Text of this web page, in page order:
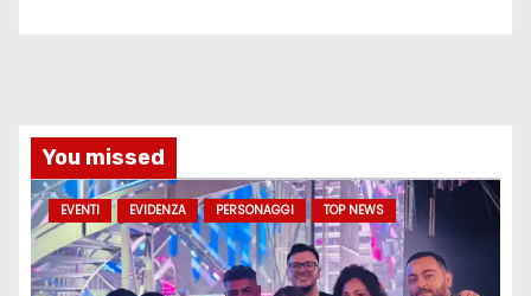
You missed
EVENTI EVIDENZA PERSONAGGI TOP NEWS